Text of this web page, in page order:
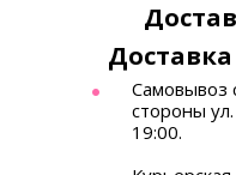
Доставка
Самовывоз
стороны
19:00.